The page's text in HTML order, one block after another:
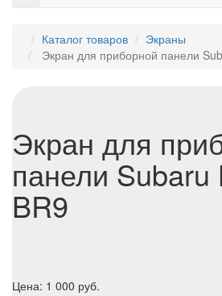
Каталог товаров
Экраны
Экран для приборной панели
Экран для
панели Subaru
BR9
Цена: 1 000 руб.